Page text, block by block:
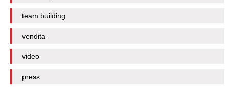
team building
vendita
video
press